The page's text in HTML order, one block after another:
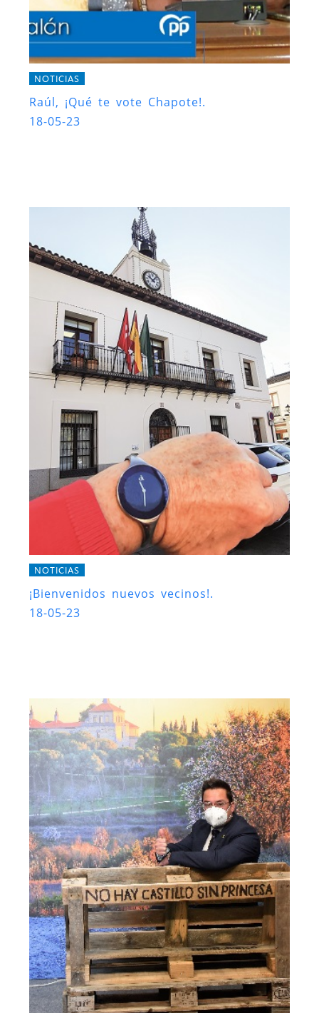
NOTICIAS
Raúl, ¡Qué te vote Chapote!.
18-05-23
NOTICIAS
¡Bienvenidos nuevos vecinos!.
18-05-23